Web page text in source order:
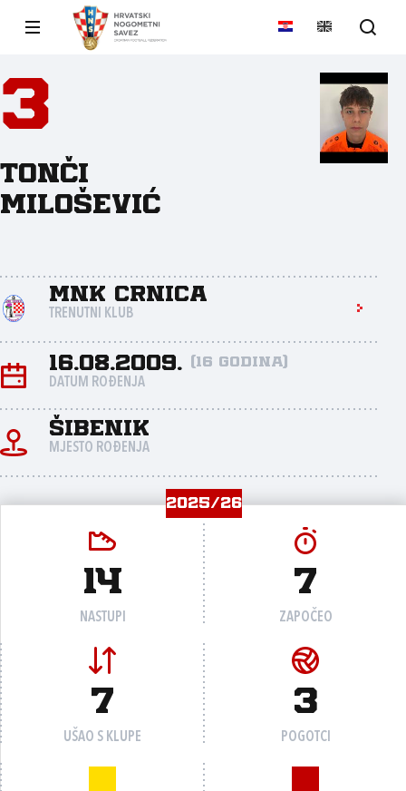
3
Tonči
Milošević
MNK Crnica
TRENUTNI KLUB
16.08.2009. (16 godina)
DATUM ROĐENJA
Šibenik
MJESTO ROĐENJA
2025/26
14
NASTUPI
7
ZAPOČEO
7
UŠAO S KLUPE
3
POGOTCI